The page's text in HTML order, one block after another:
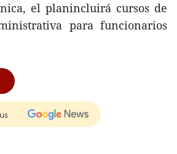
el planincluirá cursos de
para funcionarios